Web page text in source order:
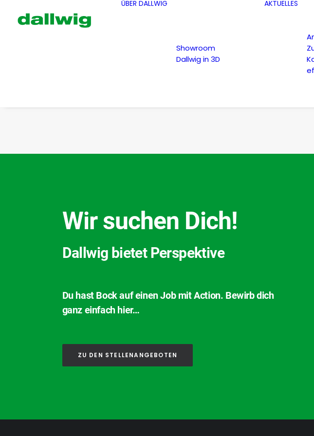
ÜBER DALLWIG
Showroom
Dallwig in 3D
AKTUELLES
Wir suchen Dich!
Dallwig bietet Perspektive
Du hast Bock auf einen Job mit Action. Bewirb dich
ganz einfach hier…
ZU DEN STELLENANGEBOTEN